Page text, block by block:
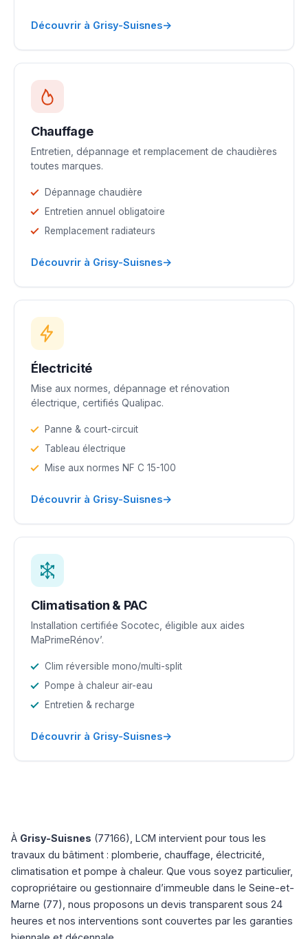
Découvrir à Grisy-Suisnes→
Chauffage
Entretien, dépannage et remplacement de chaudières
toutes marques.
Dépannage chaudière
Entretien annuel obligatoire
Remplacement radiateurs
Découvrir à Grisy-Suisnes→
Électricité
Mise aux normes, dépannage et rénovation
électrique, certifiés Qualipac.
Panne & court-circuit
Tableau électrique
Mise aux normes NF C 15-100
Découvrir à Grisy-Suisnes→
Climatisation & PAC
Installation certifiée Socotec, éligible aux aides
MaPrimeRénov’.
Clim réversible mono/multi-split
Pompe à chaleur air-eau
Entretien & recharge
Découvrir à Grisy-Suisnes→
À Grisy-Suisnes (77166), LCM intervient pour tous les
travaux du bâtiment : plomberie, chauffage, électricité,
climatisation et pompe à chaleur. Que vous soyez particulier,
copropriétaire ou gestionnaire d’immeuble dans le Seine-et-
Marne (77), nous proposons un devis transparent sous 24
heures et nos interventions sont couvertes par les garanties